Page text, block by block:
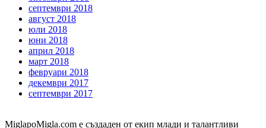
септември 2018
август 2018
юли 2018
юни 2018
април 2018
март 2018
февруари 2018
декември 2017
септември 2017
MiglapoMigla.com е създаден от екип млади и талантливи